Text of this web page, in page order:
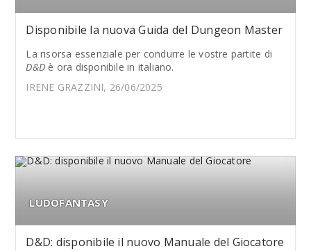
Disponibile la nuova Guida del Dungeon Master
La risorsa essenziale per condurre le vostre partite di
D&D è ora disponibile in italiano.
IRENE GRAZZINI, 26/06/2025
LUDOFANTASY
D&D: disponibile il nuovo Manuale del Giocatore